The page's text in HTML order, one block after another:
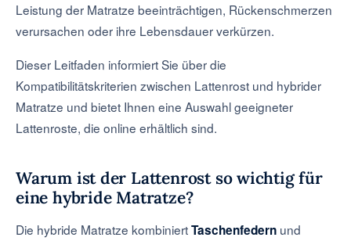
Leistung der Matratze beeinträchtigen, Rückenschmerzen
verursachen oder ihre Lebensdauer verkürzen.
Dieser Leitfaden informiert Sie über die
Kompatibilitätskriterien zwischen Lattenrost und hybrider
Matratze und bietet Ihnen eine Auswahl geeigneter
Lattenroste, die online erhältlich sind.
Warum ist der Lattenrost so wichtig für
eine hybride Matratze?
Die hybride Matratze kombiniertTaschenfedern und